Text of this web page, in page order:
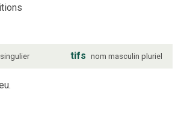
singulier tifs nom masculin pluriel